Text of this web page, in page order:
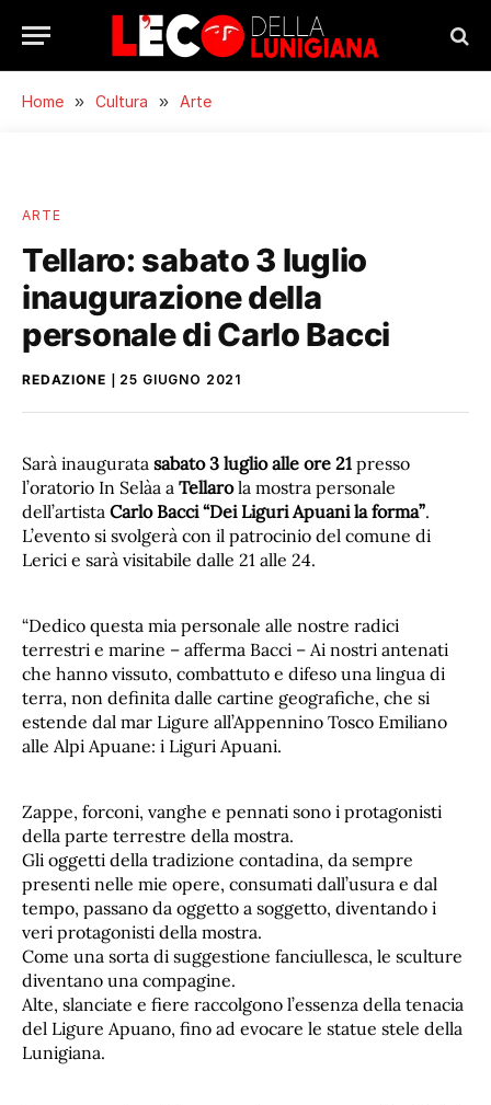
Home » Cultura » Arte
ARTE
Tellaro: sabato 3 luglio
inaugurazione della
personale di Carlo Bacci
REDAZIONE 25 GIUGNO 2021
Sarà inaugurata sabato 3 luglio alle ore 21 presso
l’oratorio In Selàa a Tellarola mostra personale
dell’artista Carlo Bacci “Dei Liguri Apuani la forma”.
L’evento si svolgerà con il patrocinio del comune di
Lerici e sarà visitabile dalle 21 alle 24.
“Dedico questa mia personale alle nostre radici
terrestri e marine – afferma Bacci – Ai nostri antenati
che hanno vissuto, combattuto e difeso una lingua di
terra, non definita dalle cartine geografiche, che si
estende dal mar Ligure all’Appennino Tosco Emiliano
alle Alpi Apuane: i Liguri Apuani.
Zappe, forconi, vanghe e pennati sono i protagonisti
della parte terrestre della mostra.
Gli oggetti della tradizione contadina, da sempre
presenti nelle mie opere, consumati dall’usura e dal
tempo, passano da oggetto a soggetto, diventando i
veri protagonisti della mostra.
Come una sorta di suggestione fanciullesca, le sculture
diventano una compagine.
Alte, slanciate e fiere raccolgono l’essenza della tenacia
del Ligure Apuano, fino ad evocare le statue stele della
Lunigiana.